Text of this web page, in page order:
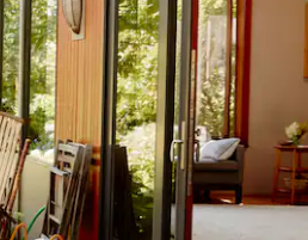
a nadol alebo ich preskúmať